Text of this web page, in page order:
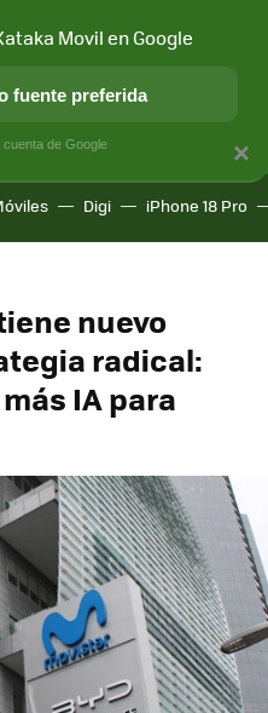
APLICACIONES
Digi iPhone 18 Pro
nuevo
radical:
IA para
×
Movil en Google
fuente preferida
de Google